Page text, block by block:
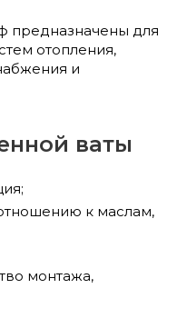
предназначены для
отопления,
и
ваты
к маслам,
монтажа,